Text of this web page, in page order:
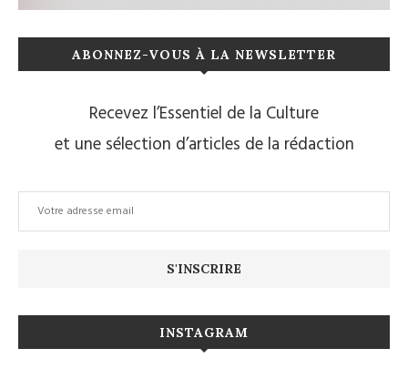
ABONNEZ-VOUS À LA NEWSLETTER
Recevez l’Essentiel de la Culture
et une sélection d’articles de la rédaction
INSTAGRAM